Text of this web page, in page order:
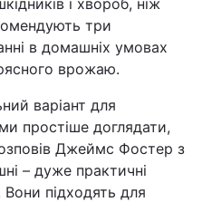
Лайт
Інциденти
Погода
Регіони
і хвороб, ніж
три
в домашніх умовах
врожаю.
варіант для
простіше доглядати,
Джеймс Фостер з
– дуже практичні
Вони підходять для